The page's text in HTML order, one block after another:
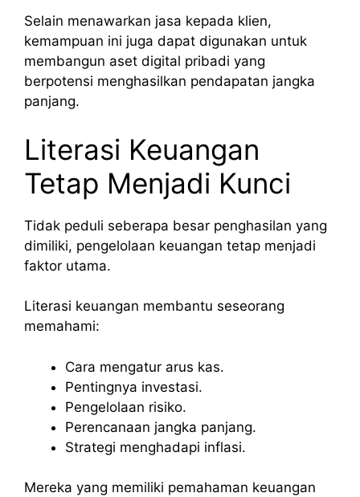
Selain menawarkan jasa kepada klien,
kemampuan ini juga dapat digunakan untuk
membangun aset digital pribadi yang
berpotensi menghasilkan pendapatan jangka
panjang.
Literasi Keuangan
Tetap Menjadi Kunci
Tidak peduli seberapa besar penghasilan yang
dimiliki, pengelolaan keuangan tetap menjadi
faktor utama.
Literasi keuangan membantu seseorang
memahami:
Cara mengatur arus kas.
Pentingnya investasi.
Pengelolaan risiko.
Perencanaan jangka panjang.
Strategi menghadapi inflasi.
Mereka yang memiliki pemahaman keuangan